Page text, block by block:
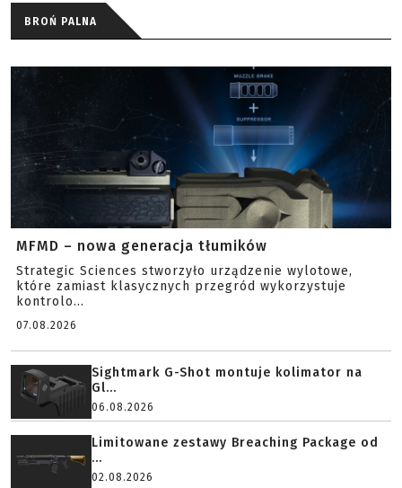
BROŃ PALNA
MFMD – nowa generacja tłumików
Strategic Sciences stworzyło urządzenie wylotowe,
które zamiast klasycznych przegród wykorzystuje
kontrolo...
07.08.2026
Sightmark G-Shot montuje kolimator na
Gl...
06.08.2026
Limitowane zestawy Breaching Package od
...
02.08.2026